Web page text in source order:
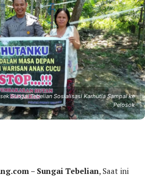
Sungai Tebelian Sosialisasi Karhutla Sampai ke
Pelosok
– Sungai Tebelian, Saat ini